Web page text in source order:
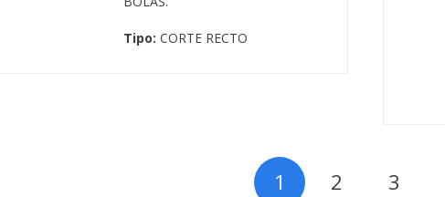
Tipo:CORTE RECTO
1 2 3